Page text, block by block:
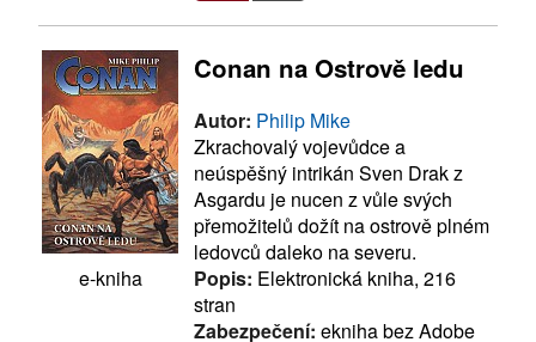
e-kniha
Conan na Ostrově ledu
Autor: Philip Mike
Zkrachovalý vojevůdce a
neúspěšný intrikán Sven Drak z
Asgardu je nucen z vůle svých
přemožitelů dožít na ostrově plném
ledovců daleko na severu.
Popis: Elektronická kniha, 216
stran
Zabezpečení: ekniha bez Adobe